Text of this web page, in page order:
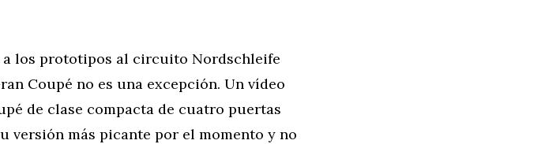
los prototipos al circuito Nordschleife
Coupé no es una excepción. Un vídeo
de clase compacta de cuatro puertas
versión más picante por el momento y no